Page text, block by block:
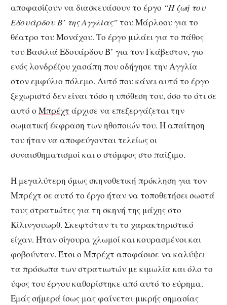
αποφασίζουν να διασκευάσουν το έργο “Η ζωή του
Εδουάρδου Β’ της Αγγλίας”του Μάρλοου για το
θέατρο του Μονάχου. Το έργο μιλάει για το πάθος
του Βασιλιά Εδουάρδου Β’ για τον Γκάβεστον, γιο
ενός λονδρέζου χασάπη που οδήγησε την Αγγλία
στον εμφύλιο πόλεμο. Αυτό που κάνει αυτό το έργο
ξεχωριστό δεν είναι τόσο η υπόθεση του, όσο το ότι σε
αυτό ο Μπρέχτ άρχισε να επεξεργάζεται την
σωματική έκφραση των ηθοποιών του. Η απαίτηση
του ήταν να αποφεύγονται τελείως οι
συναισθηματισμοί και ο στόμφος στο παίξιμο.
Η μεγαλύτερη όμως σκηνοθετική πρόκληση για τον
Μπρέχτ σε αυτό το έργο ήταν να τοποθετήσει σωστά
τους στρατιώτες για τη σκηνή της μάχης στο
Κίλινγουωρθ. Σκεφτόταν τι το χαρακτηριστικό
είχαν. Ήταν σίγουρα χλωμοί και κουρασμένοι και
φοβούνταν. Έτσι ο Μπρέχτ αποφάσισε να καλύψει
τα πρόσωπα των στρατιωτών με κιμωλία και όλο το
ύφος του έργου καθορίστηκε από αυτό το εύρημα.
Εμάς σήμερά ίσως μας φαίνεται μικρής σημασίας